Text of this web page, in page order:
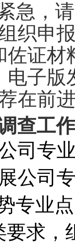
急，
织申
佐证材
电子版
在前
查工作
司专
公司
专业
要求